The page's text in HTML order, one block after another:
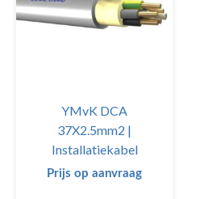
YMvK DCA
37X2.5mm2 |
Installatiekabel
Prijs op aanvraag